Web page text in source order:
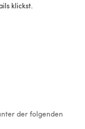
klickst.
der folgenden